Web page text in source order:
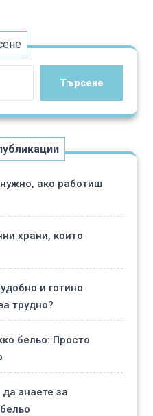
The
options
may
chosen
on
product
Търсене
ако работиш
храни, които
и готино
трудно?
бельо: Просто
знаете за